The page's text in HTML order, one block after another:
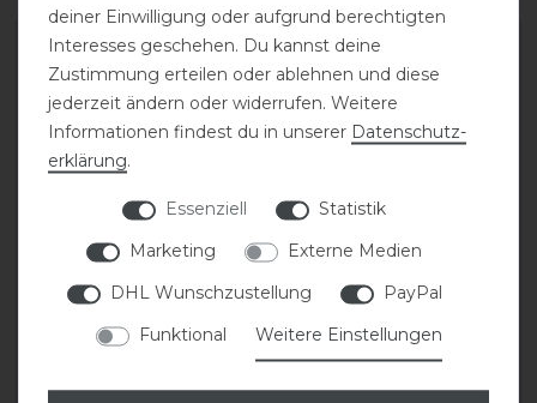
kellX Horsies Leckerlies -
-20%
Pikeur Kniestrumpf
statt 19,95 €
deiner Einwilligung oder aufgrund berechtigten
Interesses geschehen. Du kannst deine
Zustimmung erteilen oder ablehnen und diese
jederzeit ändern oder widerrufen. Weitere
Informationen findest du in unserer Daten­schutz­
erklärung.
Essenziell
Statistik
Marketing
Externe Medien
DHL Wunschzustellung
PayPal
Funktional
Weitere Einstellungen